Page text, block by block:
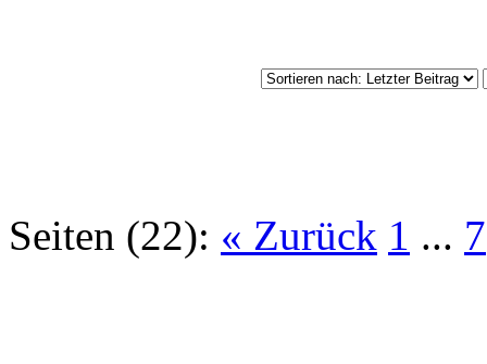
Seiten (22): « Zurück 1 ... 7